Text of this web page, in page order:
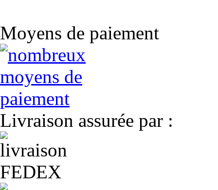
Moyens de paiement
Livraison assurée par :